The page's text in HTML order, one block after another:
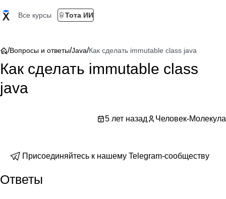
Все курсы Тота ИИ
/Вопросы и ответы/Java/Как сделать immutable class java
Как сделать immutable class
java
5 лет назад Человек-Молекула
Присоединяйтесь к нашему Telegram-сообществу
Ответы